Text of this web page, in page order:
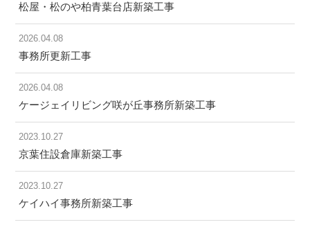
ー
カ
イ
ブ:
松屋・松のや柏青葉台店新築工事
2026.04.08
事務所更新工事
2026.04.08
ケージェイリビング咲が丘事務所新築工事
2023.10.27
京葉住設倉庫新築工事
2023.10.27
ケイハイ事務所新築工事